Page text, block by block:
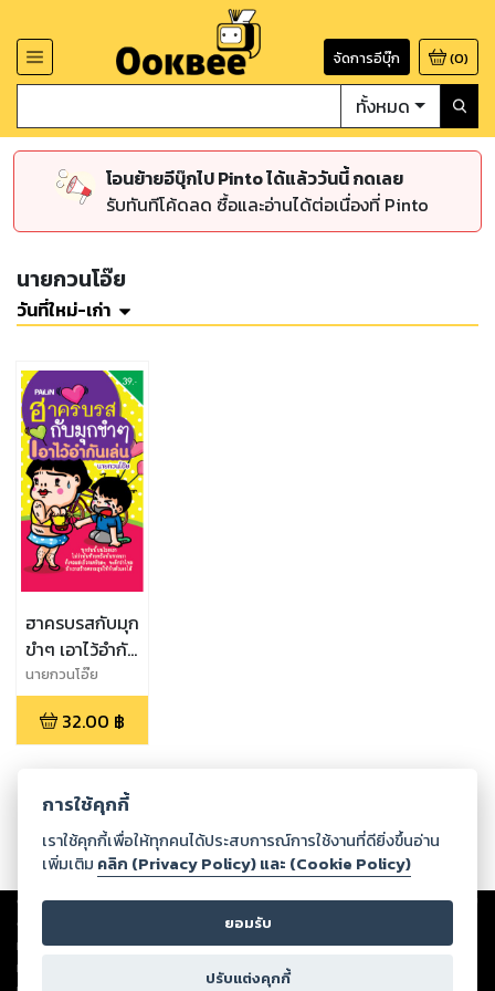
จัดการอีบุ๊ก (0)
ทั้งหมด
โอนย้ายอีบุ๊กไป Pinto ได้แล้ววันนี้ กดเลย
รับทันทีโค้ดลด ซื้อและอ่านได้ต่อเนื่องที่ Pinto
นายกวนโอ๊ย
วันที่ใหม่-เก่า
ฮาครบรสกับมุก
ขำๆ เอาไว้อำกัน
เล่น
นายกวนโอ๊ย
32.00 ฿
Copyright ©2026Storylog Co., Ltd. - สตอรี่ล็อกขอสงวนสิทธิ์ไม่รับผิดชอบ
ต่อผลงานหรือเนื้อหาใดที่อัปโหลดผ่านเว็บไซต์และปรากฏว่าละเมิดสิทธิใน
ทรัพย์สินทางปัญญาของบุคคลอื่นหรือขัดต่อกฎหมายและศีลธรรม ดังนั้น ผู้อ่าน
ทุกท่านโปรดใช้วิจารณญาณในการกลั่นกรองด้วยตนเอง และหากท่านพบว่าส่วน
การใช้คุกกี้
เราใช้คุกกี้เพื่อให้ทุกคนได้ประสบการณ์การใช้งานที่ดียิ่งขึ้นอ่าน
เพิ่มเติม คลิก (Privacy Policy) และ (Cookie Policy)
ยอมรับ
ปรับแต่งคุกกี้